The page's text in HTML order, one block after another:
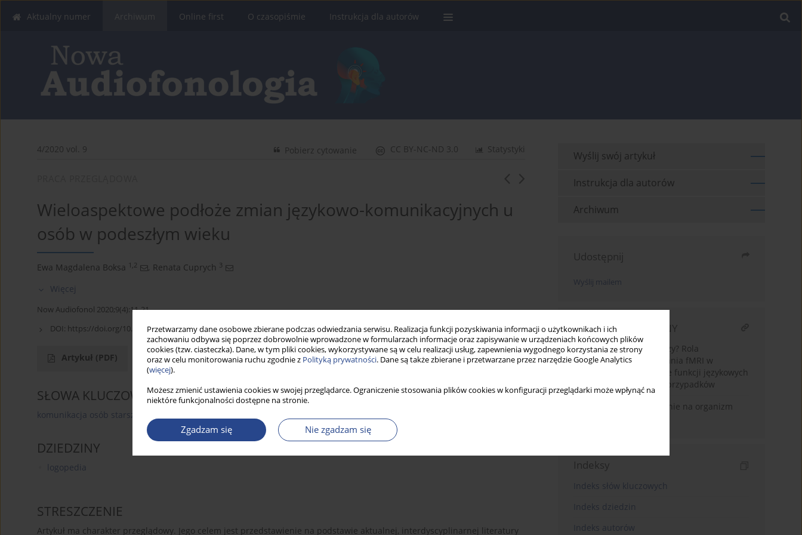
Przetwarzamy dane osobowe zbierane podczas odwiedzania serwisu. Realizacja funkcji pozyskiwania informacji o użytkownikach i ich
zachowaniu odbywa się poprzez dobrowolnie wprowadzone w formularzach informacje oraz zapisywanie w urządzeniach końcowych plików
cookies (tzw. ciasteczka). Dane, w tym pliki cookies, wykorzystywane są w celu realizacji usług, zapewnienia wygodnego korzystania ze strony
oraz w celu monitorowania ruchu zgodnie z Polityką prywatności. Dane są także zbierane i przetwarzane przez narzędzie Google Analytics
(więcej).
Możesz zmienić ustawienia cookies w swojej przeglądarce. Ograniczenie stosowania plików cookies w konfiguracji przeglądarki może wpłynąć na
niektóre funkcjonalności dostępne na stronie.
Zgadzam się Nie zgadzam się
Aktualny numer Archiwum Online first O czasopiśmie Instrukcja dla autorów
4/2020 vol. 9 Statystyki
CC BY-NC-ND 3.0
Pobierz cytowanie
Wieloaspektowe podłoże zmian językowo-komunikacyjnych u
osób w podeszłym wieku
Ewa Magdalena Boksa 1,2 , Renata Cuprych 3
Więcej
Now Audiofonol 2020;9(4):11-21
DOI: https://doi.org/10.17431/9.4.1
Artykuł (PDF)
SŁOWA KLUCZOWE
komunikacja osób starszych
DZIEDZINY
logopedia
STRESZCZENIE
Artykuł ma charakter przeglądowy. Jego celem jest przedstawienie na podstawie aktualnej, interdyscyplinarnej literatury
Wyślij swój artykuł
Instrukcja dla autorów
Archiwum
Udostępnij
Wyślij mailem
ARTYKUŁ POWIĄZANY
Czy jeden język wystarczy? Rola
dwujęzycznego mapowania fMRI w
przedoperacyjnej ocenie funkcji językowych
– rozszerzone studium przypadków
Muzyka i jej oddziaływanie na organizm
Indeksy
Indeks słów kluczowych
Indeks dziedzin
Indeks autorów